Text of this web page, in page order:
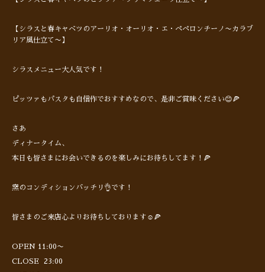
【シラスと春キャベツのアーリオ・オーリオ・エ・ペペロンチーノ〜カラブ
リア風仕立て〜】
シラスメニュー大人気です！
ピッツァもパスタも自信作でおすすめなので、是非ご賞味ください😊🍕
さあ
ディナータイム、
本日も皆さまにお会いできるのを楽しみにお待ちしてます！🍕
窯のコンディションバッチリ👌です！
皆さまのご来店心よりお待ちしております☺️🍕
OPEN 11:00〜
CLOSE 23:00